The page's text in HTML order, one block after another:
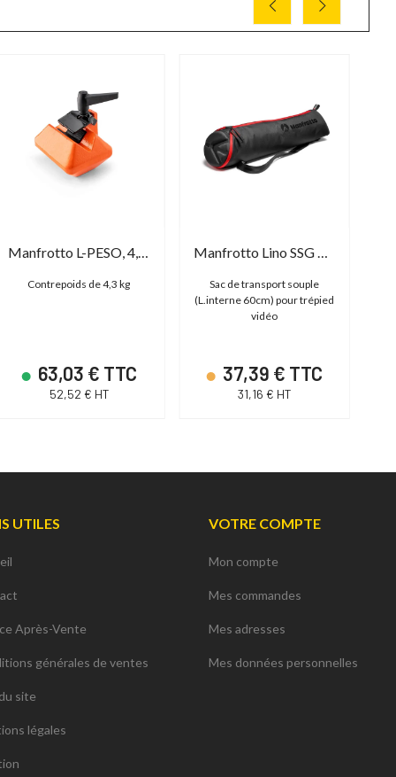
Manfrotto L-PESO, 4,3KG COUNTERWEIGHT
Contrepoids de 4,3 kg
63,03 € TTC
52,52 € HT
Manfrotto Lino SSG MB MBAG60N
Sac de transport souple
(L.interne 60cm) pour trépied
vidéo
37,39 € TTC
31,16 € HT
UTILES
Après-Vente
générales de ventes
site
légales
VOTRE COMPTE
Mon compte
Mes commandes
Mes adresses
Mes données personnelles